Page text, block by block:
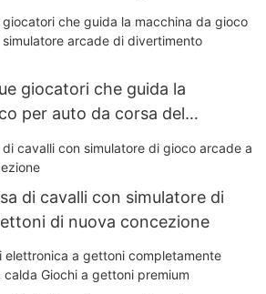
per divertimenti al coperto
giocatori che guida la
per auto da corsa del
di divertimento all'ingrosso
di cavalli con simulatore di
di nuova concezione